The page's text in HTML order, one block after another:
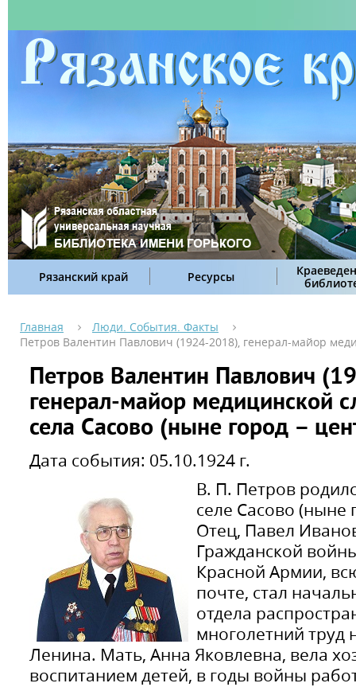
Рязанский край Ресурсы
Главная
Люди. События. Факты
Петров Валентин Павлович (1924-2018), генерал-майор
Петров Валентин Павлович
генерал-майор медицинской
села Сасово (ныне город –
Дата события: 05.10.1924 г.
В. П. Петров
селе Сасово (ныне
Отец, Павел
Гражданской
Красной Армии,
почте, стал
отдела
многолетний труд
Ленина. Мать, Анна Яковлевна, вела
воспитанием детей, в годы войны